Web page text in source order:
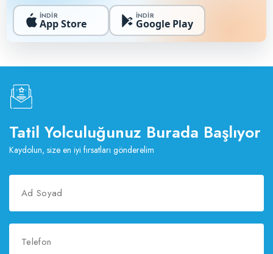
İNDİR
App Store
İNDİR
Google Play
Tatil Yolculuğunuz Burada Başlıyor
Kaydolun, size en iyi fırsatları gönderelim